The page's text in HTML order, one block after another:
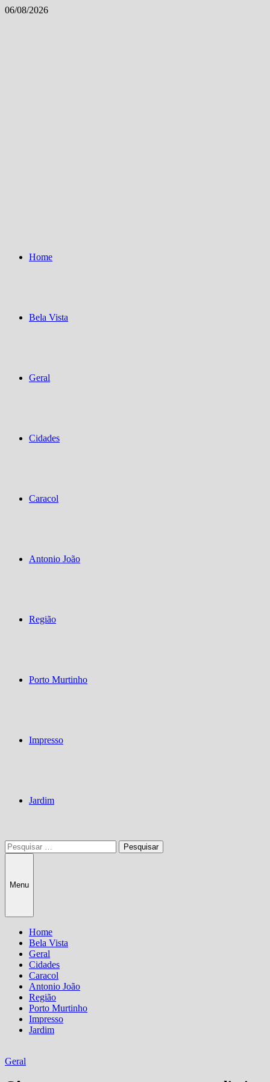
Skip
06/08/2026
Home
Bela Vista
Geral
Cidades
Caracol
Antonio João
Região
Porto Murtinho
Impresso
Jardim
Pesquisar
por:
Menu
Home
Bela Vista
Geral
Cidades
Caracol
Antonio João
Região
Porto Murtinho
Impresso
Jardim
Geral